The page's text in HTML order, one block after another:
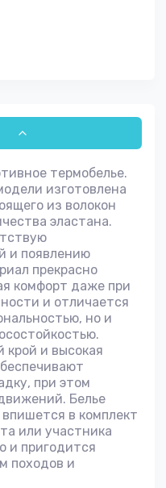
термобелье.
изготовлена
из волокон
эластана.
и появлению
прекрасно
комфорт даже при
и отличается
но и
и высокая
при этом
Белье
в комплект
или участника
и пригодится
походов и